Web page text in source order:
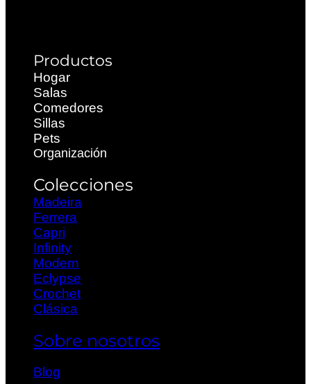
Productos
Hogar
Salas
Comedores
Sillas
Pets
Organización
Colecciones
Madeira
Ferrera
Capri
Infinity
Modern
Eclypse
Crochet
Clásica
Sobre nosotros
Blog